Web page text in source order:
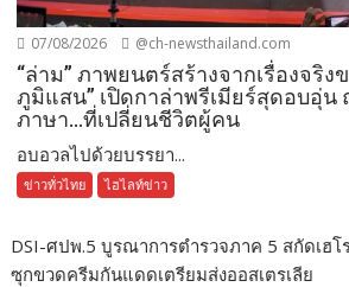
07/08/2026 @ch-newsthailand.com
“ล่าม” ภาพยนตร์สร้างจากเรื่องจริง
ภูมิแสน” เปิดกาล่าพรีเมียร์สุดอบอุ่น
ภาษา…ที่เปลี่ยนชีวิตผู้คน
อบอวลไปด้วยบรรยา...
ข่าวทั่วไทย ไฮไลท์ข่าว
DSI-ศปพ.5 บูรณาการตำรวจภาค 5 สกัดเฮโ
ซุกขวดครีมกันแดดเตรียมส่งออสเตรเลีย